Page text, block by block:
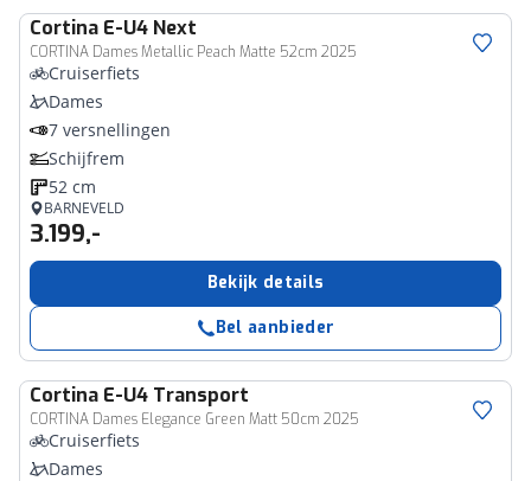
Cortina E-U4 Next
CORTINA Dames Metallic Peach Matte 52cm 2025
Cruiserfiets
Dames
7 versnellingen
Schijfrem
52 cm
BARNEVELD
3.199,-
Bekijk details
Bel aanbieder
Cortina E-U4 Transport
CORTINA Dames Elegance Green Matt 50cm 2025
Cruiserfiets
Dames